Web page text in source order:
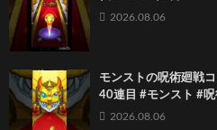
2026.08.06
モンストの呪術廻戦
40連目 #モンスト #
2026.08.06